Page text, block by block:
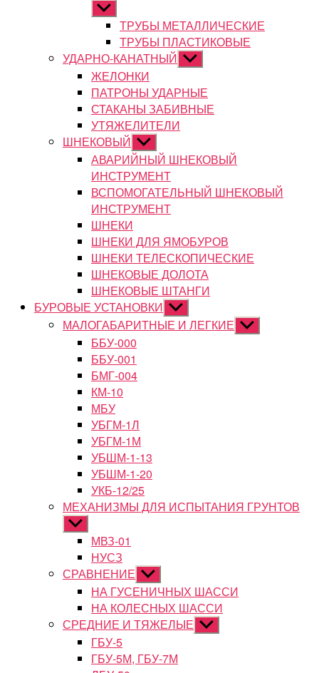
Показывать
подменюТРУБЫ МЕТАЛЛИЧЕСКИЕ
ТРУБЫ ПЛАСТИКОВЫЕ
УДАРНО-КАНАТНЫЙ Показывать
подменю
ЖЕЛОНКИ
ПАТРОНЫ УДАРНЫЕ
СТАКАНЫ ЗАБИВНЫЕ
УТЯЖЕЛИТЕЛИ
ШНЕКОВЫЙ Показывать
подменю
АВАРИЙНЫЙ ШНЕКОВЫЙ
ИНСТРУМЕНТ
ВСПОМОГАТЕЛЬНЫЙ ШНЕКОВЫЙ
ИНСТРУМЕНТ
ШНЕКИ
ШНЕКИ ДЛЯ ЯМОБУРОВ
ШНЕКИ ТЕЛЕСКОПИЧЕСКИЕ
ШНЕКОВЫЕ ДОЛОТА
ШНЕКОВЫЕ ШТАНГИ
БУРОВЫЕ УСТАНОВКИ Показывать
подменю
МАЛОГАБАРИТНЫЕ И ЛЕГКИЕ Показывать
подменю
ББУ-000
ББУ-001
БМГ-004
КМ-10
МБУ
УБГМ-1Л
УБГМ-1М
УБШМ-1-13
УБШМ-1-20
УКБ-12/25
МЕХАНИЗМЫ ДЛЯ ИСПЫТАНИЯ ГРУНТОВ
Показывать
подменюМВЗ-01
НУСЗ
СРАВНЕНИЕ Показывать
подменю
НА ГУСЕНИЧНЫХ ШАССИ
НА КОЛЕСНЫХ ШАССИ
СРЕДНИЕ И ТЯЖЕЛЫЕ Показывать
подменю
ГБУ-5
ГБУ-5М, ГБУ-7М